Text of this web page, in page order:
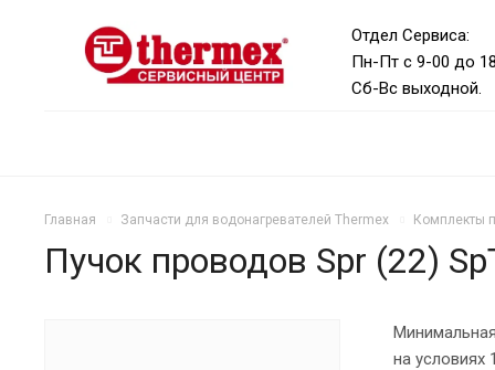
Отдел Сервиса:
Пн-Пт с 9-00 до
Сб-Вс выходной.
Главная Запчасти для водонагревателей Thermex Комплекты
Пучок проводов Spr (22)
на